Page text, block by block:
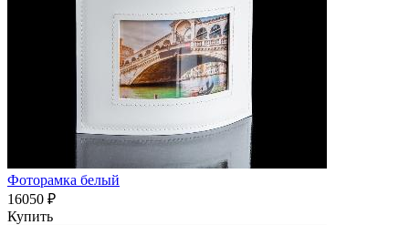
Фоторамка белый
16050 ₽
Купить